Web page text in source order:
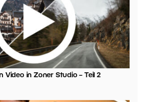
Video in Zoner Studio – Teil 2